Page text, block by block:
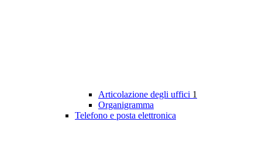
Articolazione degli uffici 1
Organigramma
Telefono e posta elettronica